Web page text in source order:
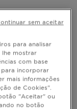
que traz mais
atinge a sua
não
horas,
solar
para analisar
lhe mostrar
com base
para incorporar
mais informações
de Cookies".
"Aceitar" ou
no botão
sem aceitar